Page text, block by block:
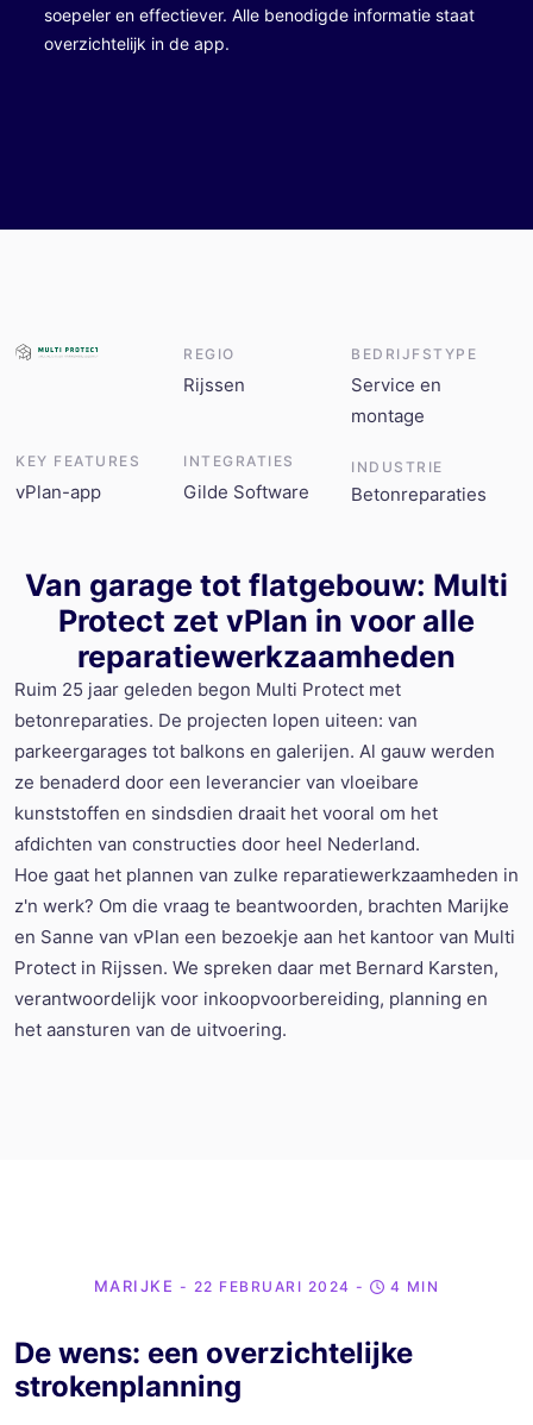
soepeler en effectiever. Alle benodigde informatie staat
overzichtelijk in de app.
Van garage tot flatgebouw: Multi
Protect zet vPlan in voor alle
reparatiewerkzaamheden
Ruim 25 jaar geleden begon Multi Protect met
betonreparaties. De projecten lopen uiteen: van
parkeergarages tot balkons en galerijen. Al gauw werden
ze benaderd door een leverancier van vloeibare
kunststoffen en sindsdien draait het vooral om het
afdichten van constructies door heel Nederland.
Hoe gaat het plannen van zulke reparatiewerkzaamheden in
z'n werk? Om die vraag te beantwoorden, brachten Marijke
en Sanne van vPlan een bezoekje aan het kantoor van Multi
Protect in Rijssen. We spreken daar met Bernard Karsten,
verantwoordelijk voor inkoopvoorbereiding, planning en
het aansturen van de uitvoering.
REGIO
Rijssen
BEDRIJFSTYPE
Service en
montage
KEY FEATURES
vPlan-app
INTEGRATIES
Gilde Software
INDUSTRIE
Betonreparaties
MARIJKE - 22 FEBRUARI 2024 - 4 MIN
De wens: een overzichtelijke
strokenplanning